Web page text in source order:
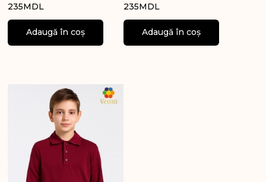
235MDL
Adaugă în coș
235MDL
Adaugă în coș